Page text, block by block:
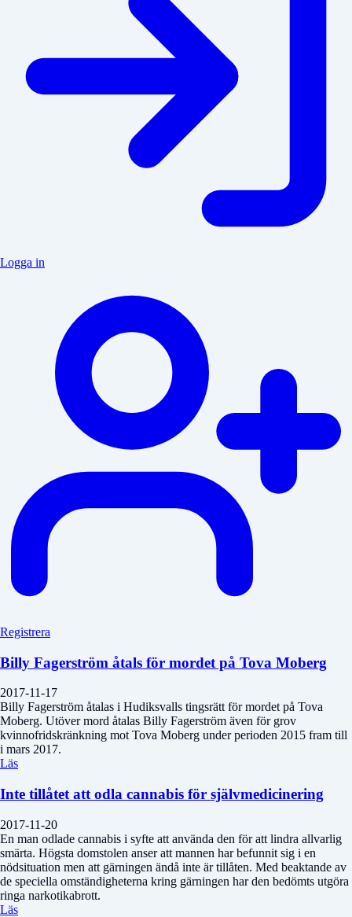
Logga in
Registrera
Billy Fagerström åtals för mordet på Tova Moberg
2017-11-17
Billy Fagerström åtalas i Hudiksvalls tingsrätt för mordet på Tova
Moberg. Utöver mord åtalas Billy Fagerström även för grov
kvinnofridskränkning mot Tova Moberg under perioden 2015 fram till
i mars 2017.
Läs
Inte tillåtet att odla cannabis för självmedicinering
2017-11-20
En man odlade cannabis i syfte att använda den för att lindra allvarlig
smärta. Högsta domstolen anser att mannen har befunnit sig i en
nödsituation men att gärningen ändå inte är tillåten. Med beaktande av
de speciella omständigheterna kring gärningen har den bedömts utgöra
ringa narkotikabrott.
Läs